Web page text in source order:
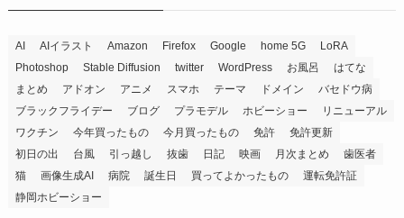
AI AIイラスト Amazon Firefox Google home 5G
LoRA
Photoshop
Stable Diffusion twitter WordPress お風呂
はてな
まとめ
アドオン アニメ スマホ テーマ ドメイン
バセドウ病
ブラックフライデー
ブログ プラモデル ホビーショー
リニューアル
ワクチン
今年買ったもの 今月買ったもの 免許
免許更新
初日の出
台風 引っ越し 抜歯 日記 映画 月次まとめ
歯医者
猫
画像生成AI 病院 誕生日 買ってよかったもの
運転免許証
静岡ホビーショー